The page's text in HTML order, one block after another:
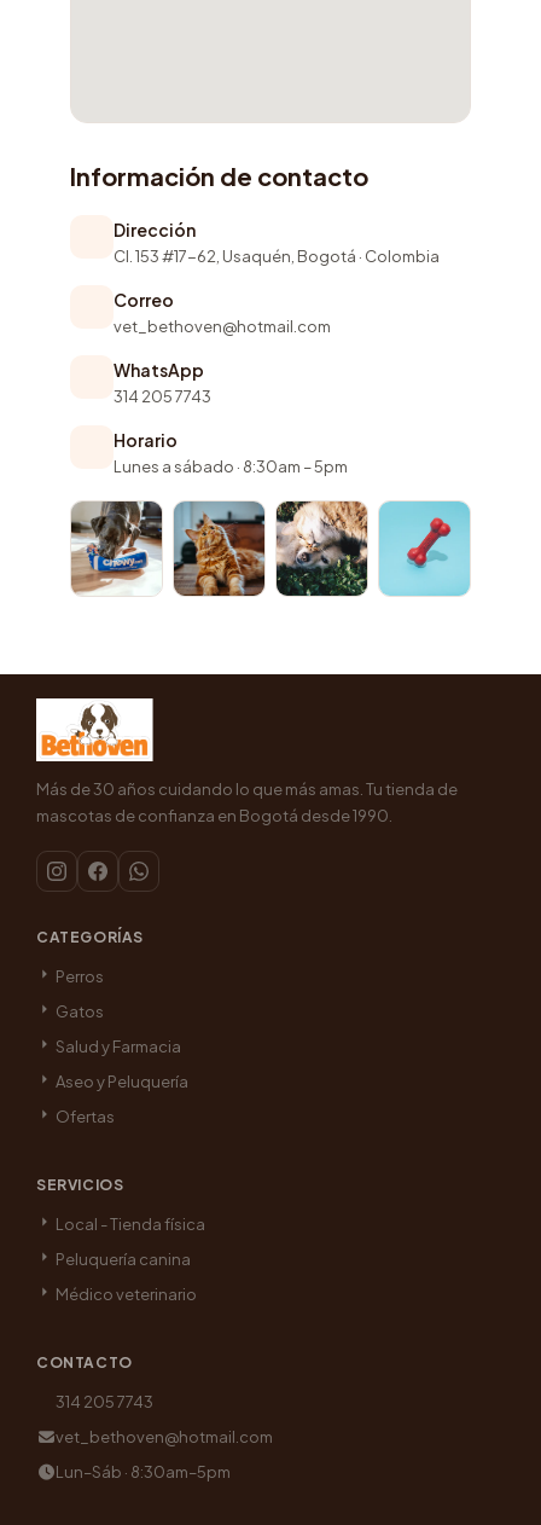
Información de contacto
Dirección
Cl. 153 #17-62, Usaquén, Bogotá · Colombia
Correo
vet_bethoven@hotmail.com
WhatsApp
314 205 7743
Horario
Lunes a sábado · 8:30am – 5pm
Más de 30 años cuidando lo que más amas. Tu tienda de
mascotas de confianza en Bogotá desde 1990.
CATEGORÍAS
Perros
Gatos
Salud y Farmacia
Aseo y Peluquería
Ofertas
SERVICIOS
Local - Tienda física
Peluquería canina
Médico veterinario
CONTACTO
314 205 7743
vet_bethoven@hotmail.com
Lun–Sáb · 8:30am–5pm